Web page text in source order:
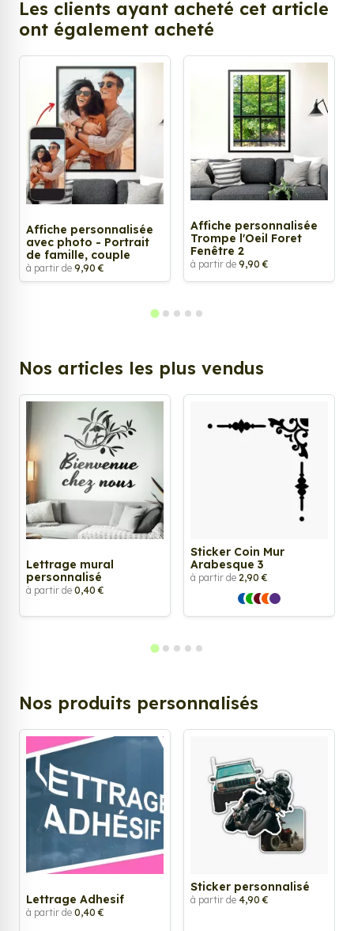
Les clients ayant acheté cet article
ont également acheté
Affiche personnalisée
avec photo - Portrait
de famille, couple
à partir de 9,90 €
Affiche personnalisée
Trompe l'Oeil Foret
Fenêtre 2
à partir de 9,90 €
Nos articles les plus vendus
Lettrage mural
personnalisé
à partir de 0,40 €
Sticker Coin Mur
Arabesque 3
à partir de 2,90 €
Nos produits personnalisés
Lettrage Adhesif
à partir de 0,40 €
Sticker personnalisé
à partir de 4,90 €